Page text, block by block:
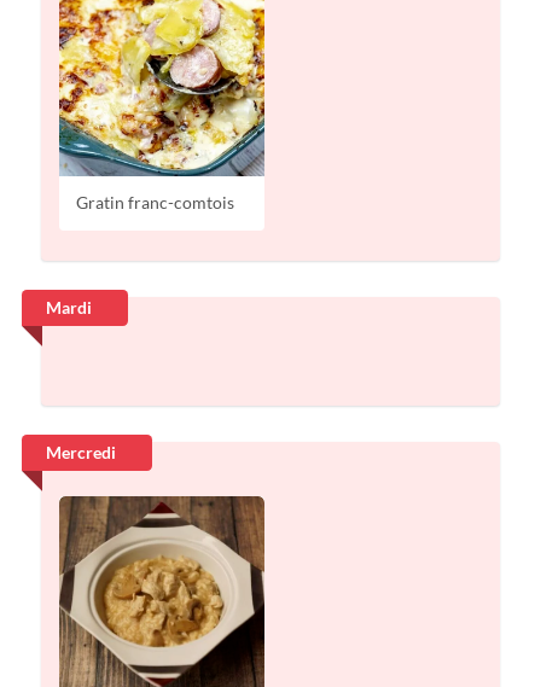
Gratin franc-comtois
Mardi
Mercredi